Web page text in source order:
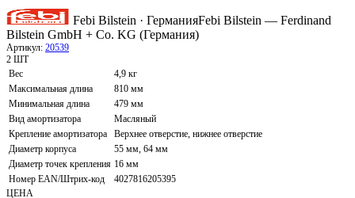
Febi Bilstein · ГерманияFebi Bilstein — Ferdinand
Bilstein GmbH + Co. KG (Германия)
Артикул: 20539
2 ШТ
Вес
4,9 кг
Максимальная длина
810 мм
Минимальная длина
479 мм
Вид амортизатора
Масляный
Крепление амортизатора
Верхнее отверстие, нижнее отверстие
Диаметр корпуса
55 мм, 64 мм
Диаметр точек крепления 16 мм
Номер EAN/Штрих-код
4027816205395
ЦЕНА